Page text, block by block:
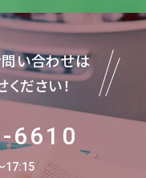
い合わせは
ださい！
6610
17:15